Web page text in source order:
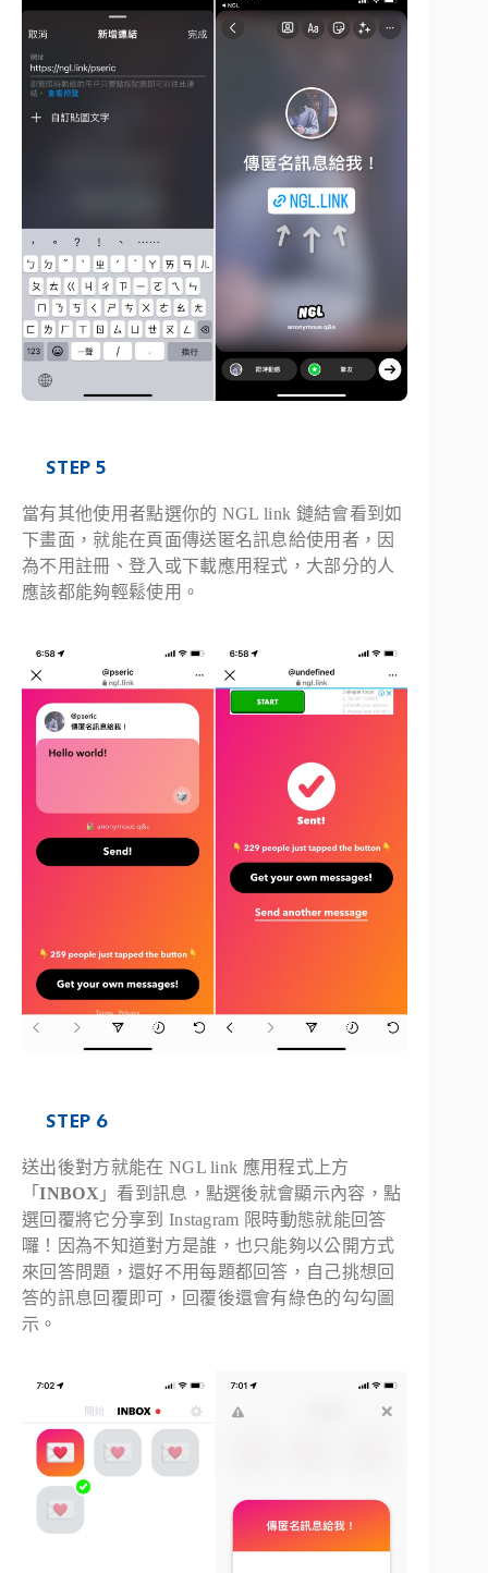
STEP 5
當有其他使用者點選你的 NGL link 鏈結會看到如
下畫面，就能在頁面傳送匿名訊息給使用者，因
為不用註冊、登入或下載應用程式，大部分的人
應該都能夠輕鬆使用。
STEP 6
送出後對方就能在 NGL link 應用程式上方
「INBOX 」看到訊息，點選後就會顯示內容，點
選回覆將它分享到 Instagram 限時動態就能回答
囉！因為不知道對方是誰，也只能夠以公開方式
來回答問題，還好不用每題都回答，自己挑想回
答的訊息回覆即可，回覆後還會有綠色的勾勾圖
示。